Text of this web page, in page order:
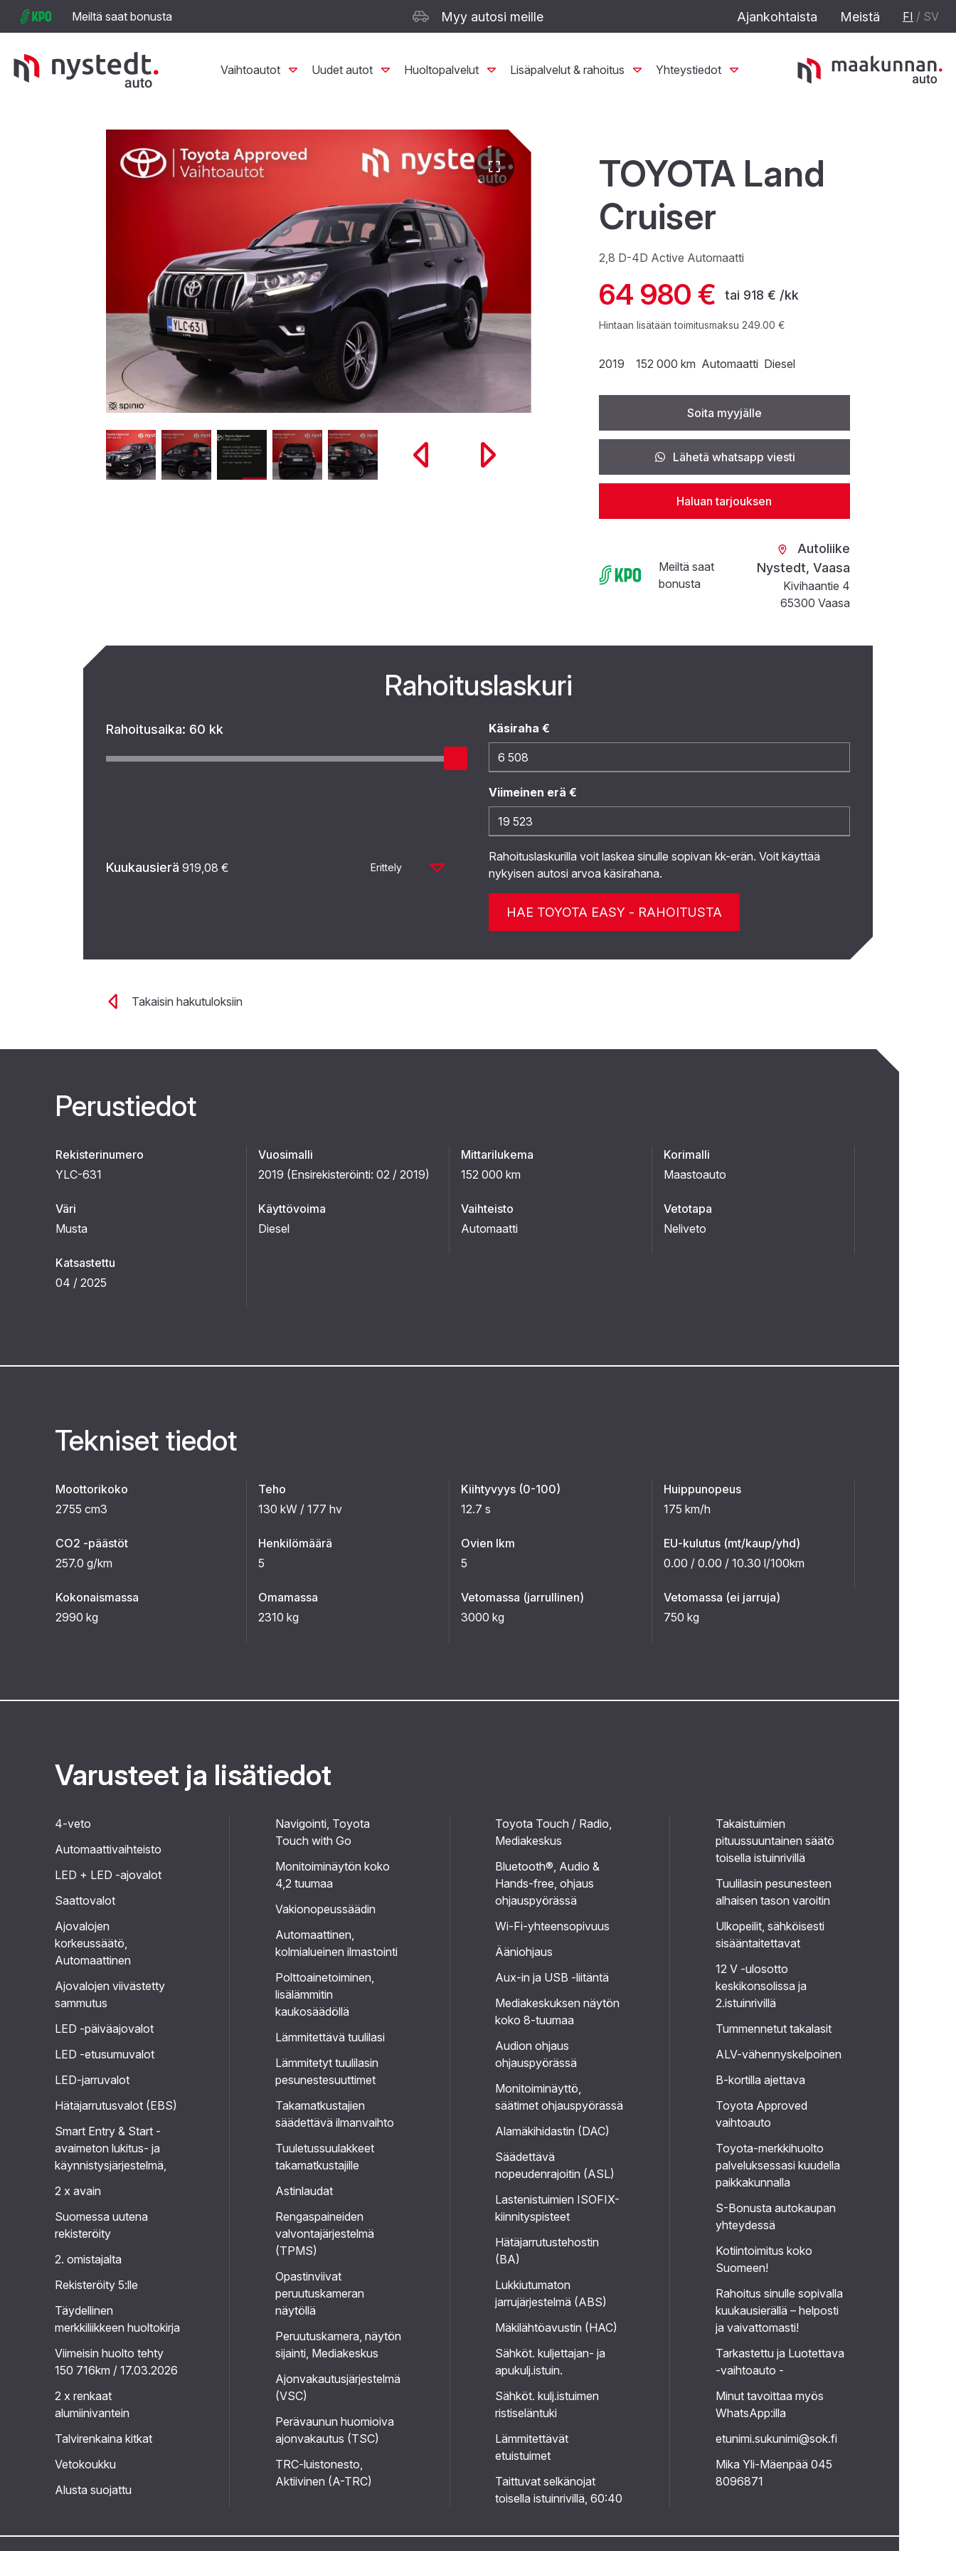
Meiltä saat bonusta Myy autosi meille Ajankohtaista Meistä FI / SV
Vaihtoautot Uudet autot Huoltopalvelut Lisäpalvelut & rahoitus Yhteystiedot
TOYOTA Land
Cruiser
2,8 D-4D Active Automaatti
64 980 € tai 918 € /kk
Hintaan lisätään toimitusmaksu 249.00 €
2019 152 000 km Automaatti Diesel
Soita myyjälle
Lähetä whatsapp viesti
Haluan tarjouksen
Meiltä saat
bonusta
Autoliike
Nystedt, Vaasa
Kivihaantie 4
65300 Vaasa
Rahoituslaskuri
Rahoitusaika: 60 kk Käsiraha €
Viimeinen erä €
Kuukausierä 919,08 € Erittely
Rahoituslaskurilla voit laskea sinulle sopivan kk-erän. Voit käyttää
nykyisen autosi arvoa käsirahana.
Takaisin hakutuloksiin
Perustiedot
Rekisterinumero
YLC-631
Vuosimalli
2019 (Ensirekisteröinti: 02 / 2019)
Mittarilukema
152 000 km
Korimalli
Maastoauto
Väri
Musta
Käyttövoima
Diesel
Vaihteisto
Automaatti
Vetotapa
Neliveto
Katsastettu
04 / 2025
Tekniset tiedot
Moottorikoko
2755 cm3
Teho
130 kW / 177 hv
Kiihtyvyys (0-100)
12.7 s
Huippunopeus
175 km/h
CO2 -päästöt
257.0 g/km
Henkilömäärä
5
Ovien lkm
5
EU-kulutus (mt/kaup/yhd)
0.00 / 0.00 / 10.30 l/100km
Kokonaismassa
2990 kg
Omamassa
2310 kg
Vetomassa (jarrullinen)
3000 kg
Vetomassa (ei jarruja)
750 kg
Varusteet ja lisätiedot
4-veto
Automaattivaihteisto
LED + LED -ajovalot
Saattovalot
Ajovalojen
korkeussäätö,
Automaattinen
Ajovalojen viivästetty
sammutus
LED -päiväajovalot
LED -etusumuvalot
LED-jarruvalot
Hätäjarrutusvalot (EBS)
Smart Entry & Start -
avaimeton lukitus- ja
käynnistysjärjestelmä,
2 x avain
Suomessa uutena
rekisteröity
2. omistajalta
Rekisteröity 5:lle
Täydellinen
merkkiliikkeen huoltokirja
Viimeisin huolto tehty
150 716km / 17.03.2026
2 x renkaat
alumiinivantein
Talvirenkaina kitkat
Vetokoukku
Alusta suojattu
Navigointi, Toyota
Touch with Go
Monitoiminäytön koko
4,2 tuumaa
Vakionopeussäädin
Automaattinen,
kolmialueinen ilmastointi
Polttoainetoiminen,
lisälämmitin
kaukosäädöllä
Lämmitettävä tuulilasi
Lämmitetyt tuulilasin
pesunestesuuttimet
Takamatkustajien
säädettävä ilmanvaihto
Tuuletussuulakkeet
takamatkustajille
Astinlaudat
Rengaspaineiden
valvontajärjestelmä
(TPMS)
Opastinviivat
peruutuskameran
näytöllä
Peruutuskamera, näytön
sijainti, Mediakeskus
Ajonvakautusjärjestelmä
(VSC)
Perävaunun huomioiva
ajonvakautus (TSC)
TRC-luistonesto,
Aktiivinen (A-TRC)
Toyota Touch / Radio,
Mediakeskus
Bluetooth®, Audio &
Hands-free, ohjaus
ohjauspyörässä
Wi-Fi-yhteensopivuus
Ääniohjaus
Aux-in ja USB -liitäntä
Mediakeskuksen näytön
koko 8-tuumaa
Audion ohjaus
ohjauspyörässä
Monitoiminäyttö,
säätimet ohjauspyörässä
Alamäkihidastin (DAC)
Säädettävä
nopeudenrajoitin (ASL)
Lastenistuimien ISOFIX-
kiinnityspisteet
Hätäjarrutustehostin
(BA)
Lukkiutumaton
jarrujärjestelmä (ABS)
Mäkilähtöavustin (HAC)
Sähköt. kuljettajan- ja
apukulj.istuin.
Sähköt. kulj.istuimen
ristiseläntuki
Lämmitettävät
etuistuimet
Taittuvat selkänojat
toisella istuinrivillä, 60:40
Takaistuimien
pituussuuntainen säätö
toisella istuinrivillä
Tuulilasin pesunesteen
alhaisen tason varoitin
Ulkopeilit, sähköisesti
sisääntaitettavat
12 V -ulosotto
keskikonsolissa ja
2.istuinrivillä
Tummennetut takalasit
ALV-vähennyskelpoinen
B-kortilla ajettava
Toyota Approved
vaihtoauto
Toyota-merkkihuolto
palveluksessasi kuudella
paikkakunnalla
S-Bonusta autokaupan
yhteydessä
Kotiintoimitus koko
Suomeen!
Rahoitus sinulle sopivalla
kuukausierällä – helposti
ja vaivattomasti!
Tarkastettu ja Luotettava
-vaihtoauto -
Minut tavoittaa myös
WhatsApp:illa
etunimi.sukunimi@sok.fi
Mika Yli-Mäenpää 045
8096871